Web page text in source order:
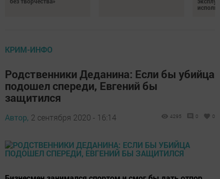
КРИМ-ИНФО
Родственники Деданина: Если бы убийца
подошел спереди, Евгений бы
защитился
Автор, 2 сентября 2020 - 16:14 4295 0 0